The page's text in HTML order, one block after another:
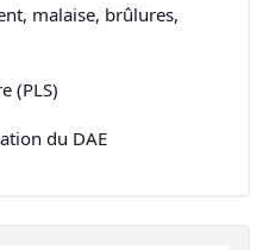
malaise, brûlures,
(PLS)
du DAE